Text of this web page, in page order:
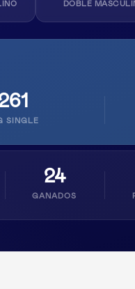
DOBLE
SINGLE
24
GANADOS